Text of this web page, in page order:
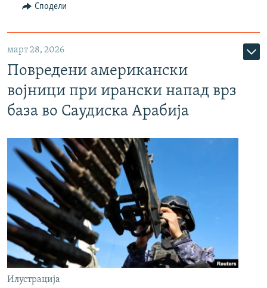
Сподели
март 28, 2026
Повредени американски
војници при ирански напад врз
база во Саудиска Арабија
Илустрација